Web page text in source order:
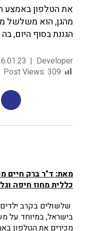
את הטלפון באמצע
מהגן, הוא משלשל
הגננת בסוף היום,
Developer
Post Views: 309
מאת: ד"ר ברק חיים
כללית מחוז חיפה
שלשולים בקרב
בישראל, במיוחד על
מכירים את הטלפון